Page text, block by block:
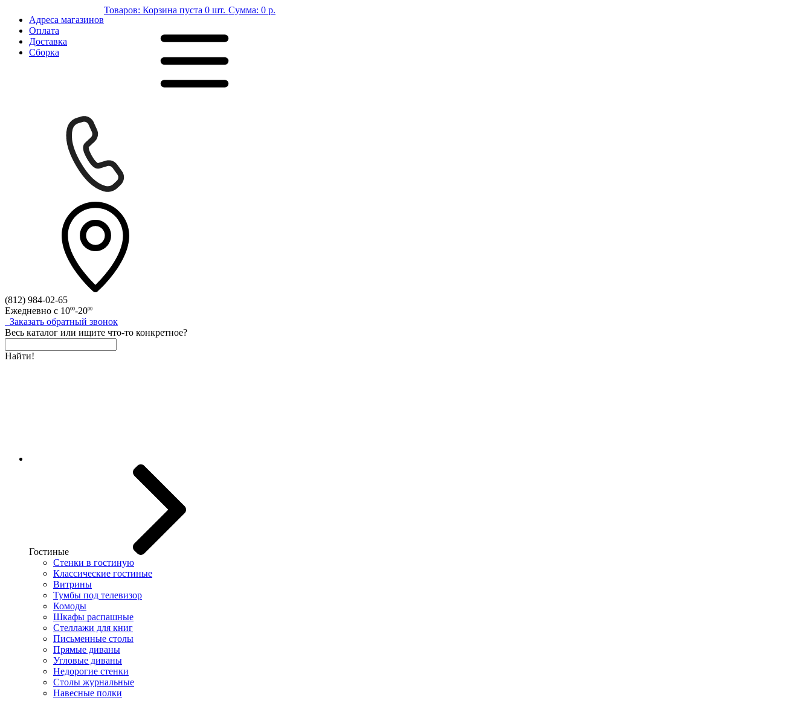
Адреса магазинов
Оплата
Доставка
Сборка
Товаров: Корзина пуста 0 шт. Сумма: 0 р.
(812) 984-02-65
Ежедневно с 1000-2000
Заказать обратный звонок
Весь каталог или ищите что-то конкретное?
Найти!
Гостиные
Стенки в гостиную
Классические гостиные
Витрины
Тумбы под телевизор
Комоды
Шкафы распашные
Стеллажи для книг
Письменные столы
Прямые диваны
Угловые диваны
Недорогие стенки
Столы журнальные
Навесные полки